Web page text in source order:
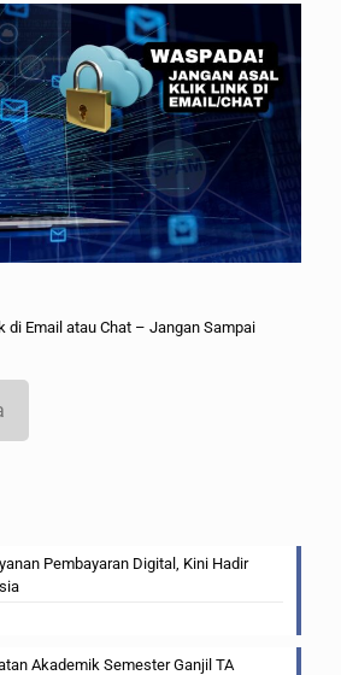
di Email atau Chat – Jangan Sampai
Pembayaran Digital, Kini Hadir
Akademik Semester Ganjil TA